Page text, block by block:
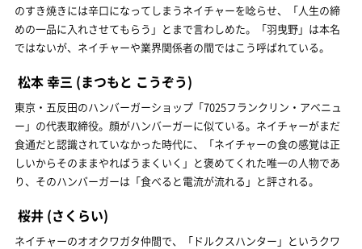
のすき焼きには辛口になってしまうネイチャーを唸らせ、「人生の締
めの一品に入れさせてもらう」とまで言わしめた。「羽曳野」は本名
ではないが、ネイチャーや業界関係者の間ではこう呼ばれている。
松本 幸三 (まつもと こうぞう)
東京・五反田のハンバーガーショップ「7025フランクリン・アベニュ
ー」の代表取締役。顔がハンバーガーに似ている。ネイチャーがまだ
食通だと認識されていなかった時代に、「ネイチャーの食の感覚は正
しいからそのままやればうまくいく」と褒めてくれた唯一の人物であ
り、そのハンバーガーは「食べると電流が流れる」と評される。
桜井 (さくらい)
ネイチャーのオオクワガタ仲間で、「ドルクスハンター」というクワ